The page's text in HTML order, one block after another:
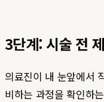
3단계: 시술 전
의료진이 내 눈앞에서
비하는 과정을 확인하